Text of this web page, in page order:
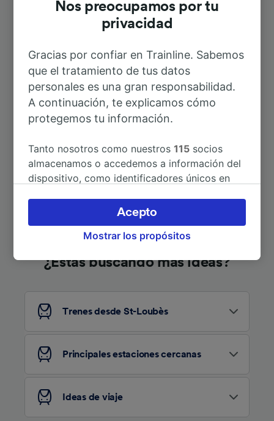
A Périgueux
A St-Seurin-sur-l’Isle 39min
ver otros itinerarios
¿Estás buscando más ideas?
Trenes desde St-Loubès
Principales estaciones cercanas
Ideas de viaje
Nos preocupamos por tu
privacidad
Gracias por confiar en Trainline. Sabemos
que el tratamiento de tus datos
personales es una gran responsabilidad.
A continuación, te explicamos cómo
protegemos tu información.
Tanto nosotros como nuestros115 socios
almacenamos o accedemos a información del
dispositivo, como identificadores únicos en
Puedes aceptar o administrar tus preferencias
haciendo clic abajo, incluido el derecho de
oposición en función de tu interés legítimo o,
de la política de privacidad. Tus preferencias
afectarán a los datos de navegación. Tus
datos no se utilizarán con fines de rastreo si
Tanto nosotros como nuestros asociados
tratamos los datos para proporcionar:
Utilizar datos de localización geográfica
precisa. Analizar activamente las
características del dispositivo para su
identificación. Almacenar la información en un
Mostrar los propósitos
Acepto